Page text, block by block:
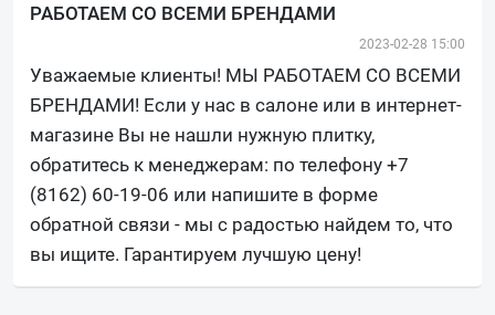
РАБОТАЕМ СО ВСЕМИ БРЕНДАМИ
2023-02-28 15:00
Уважаемые клиенты! МЫ РАБОТАЕМ СО ВСЕМИ
БРЕНДАМИ! Если у нас в салоне или в интернет-
магазине Вы не нашли нужную плитку,
обратитесь к менеджерам: по телефону +7
(8162) 60-19-06 или напишите в форме
обратной связи - мы с радостью найдем то, что
вы ищите. Гарантируем лучшую цену!